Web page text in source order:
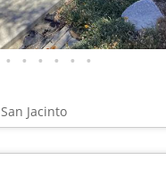
• • • • • •
San Jacinto